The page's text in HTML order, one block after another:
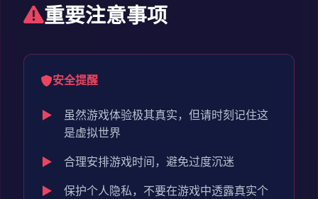
重要注意事项
安全提醒
虽然游戏体验极其真实，但请时刻记住这
是虚拟世界
合理安排游戏时间，避免过度沉迷
保护个人隐私，不要在游戏中透露真实个